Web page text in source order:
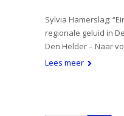
Sylvia Hamerslag:
regionale geluid in
Den Helder – Naar
Lees meer